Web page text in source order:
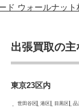
ド ウォールナッ
出張買取の
東京23区内
世田谷区 港区 目黒区 品